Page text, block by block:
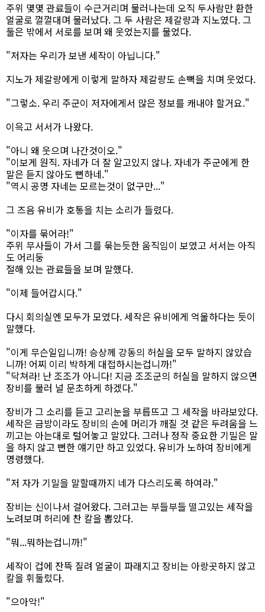
주위 몇몇 관료들이 수근거리며 물러나는데 오직 두사람만 환한
얼굴로 껄껄대며 물러났다. 그 두 사람은 제갈량과 지노였다. 그
둘은 밖에서 서로를 보며 왜 웃었는지를 물었다.
"저자는 우리가 보낸 세작이 아닙니다."
지노가 제갈량에게 이렇게 말하자 제갈량도 손뼉을 치며 웃었다.
"그렇소. 우리 주군이 저자에게서 많은 정보를 캐내야 할거요."
이윽고 서서가 나왔다.
"아니 왜 웃으며 나간것이오."
"이보게 원직. 자네가 더 잘 알고있지 않나. 자네가 주군에게 한
말은 듣지 않아도 뻔하네."
"역시 공명 자네는 모르는것이 없구만..."
그 즈음 유비가 호통을 치는 소리가 들렸다.
"이자를 묶어라!"
주위 무사들이 가서 그를 묶는듯한 움직임이 보였고 서서는 아직
도 어리둥
절해 있는 관료들을 보며 말했다.
"이제 들어갑시다."
다시 회의실엔 모두가 모였다. 세작은 유비에게 억울하다는 듯이
말했다.
"이게 무슨일입니까! 승상께 강동의 허실을 모두 말하지 않았습
니까! 어찌 이리 박하게 대접하시는겁니까!"
"닥쳐라! 난 조조가 아니다! 지금 조조군의 허실을 말하지 않으면
장비를 불러 널 문초하게 하겠다."
장비가 그 소리를 듣고 고리눈을 부릅뜨고 그 세작을 바라보았다.
세작은 금방이라도 장비의 손에 머리가 깨질 것 같은 두려움을 느
끼고는 아는대로 털어놓고 말았다. 그러나 정작 중요한 기밀은 말
을 하지 않고 뻔한 얘기만 하고 있었다. 유비가 노하여 장비에게
명령했다.
"저 자가 기밀을 말할때까지 네가 다스리도록 하여라."
장비는 신이나서 걸어왔다. 그러고는 부들부들 떨고있는 세작을
노려보며 허리에 찬 칼을 뽑았다.
"뭐...뭐하는겁니까!"
세작이 겁에 잔뜩 질려 얼굴이 파래지고 장비는 아랑곳하지 않고
칼을 휘둘렀다.
"으아악!"